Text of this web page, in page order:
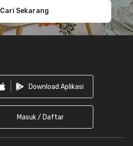
Cari Sekarang
Download Aplikasi
Masuk / Daftar